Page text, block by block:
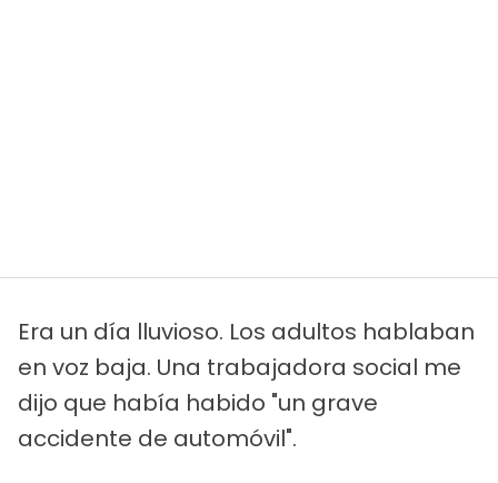
Era un día lluvioso. Los adultos hablaban
en voz baja. Una trabajadora social me
dijo que había habido "un grave
accidente de automóvil".